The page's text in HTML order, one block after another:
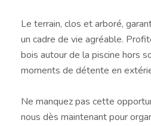
Le terrain, clos et arboré,
un cadre de vie agréable.
bois autour de la piscine hors
moments de détente en
Ne manquez pas cette
nous dès maintenant pour